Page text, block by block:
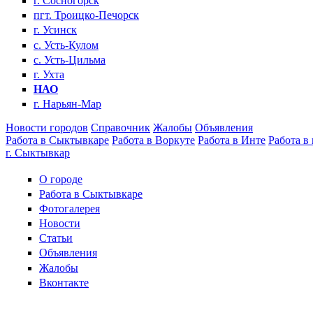
пгт. Троицко-Печорск
г. Усинск
с. Усть-Кулом
с. Усть-Цильма
г. Ухта
НАО
г. Нарьян-Мар
Новости городов Справочник Жалобы Объявления
Работа в Сыктывкаре Работа в Воркуте Работа в Инте Работа в
г. Сыктывкар
О городе
Работа в Сыктывкаре
Фотогалерея
Новости
Статьи
Объявления
Жалобы
Вконтакте